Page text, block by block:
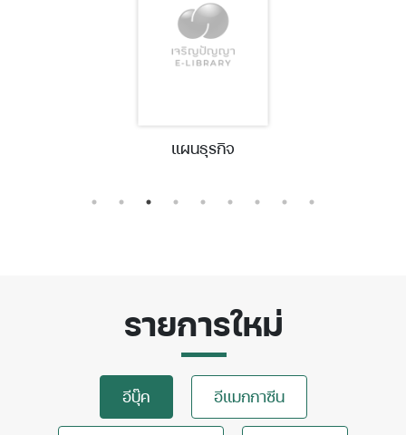
แผนธุรกิจ
รายการใหม่
อีบุ๊ค อีแมกกาซีน